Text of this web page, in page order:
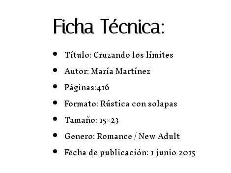
Ficha Técnica:
Título: Cruzando los límites
Autor: María Martínez
Páginas:416
Formato: Rústica con solapas
Tamaño: 15×23
Genero: Romance / New Adult
Fecha de publicación: 1 junio 2015